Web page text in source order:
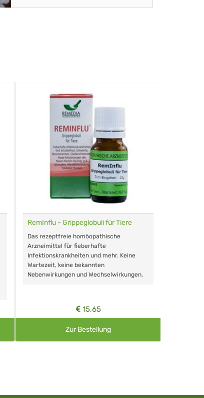
RemInflu - Grippeglobuli für Tiere
Das rezeptfreie homöopathische
Arzneimittel für fieberhafte
Infektionskrankheiten und mehr. Keine
Wartezeit, keine bekannten
Nebenwirkungen und Wechselwirkungen.
15,65
Zur Bestellung